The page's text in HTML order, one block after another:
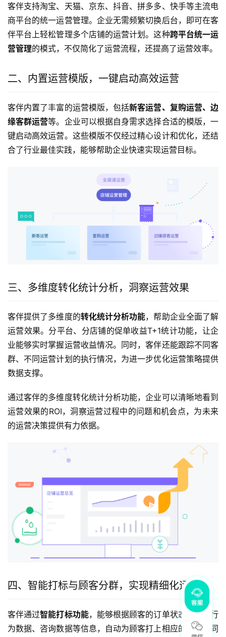
客伴支持淘宝、天猫、京东、抖音、拼多多、快手等主流电
商平台的统一运营管理。企业无需频繁切换后台，即可在客
伴平台上轻松管理多个店铺的运营计划。这种跨平台统一运
营管理的模式，不仅简化了运营流程，还提高了运营效率。
二、内置运营模版，一键启动高效运营
客伴内置了丰富的运营模版，包括新客运营、复购运营、边
缘客群运营等。企业可以根据自身需求选择合适的模版，一
键启动高效运营。这些模版不仅经过精心设计和优化，还结
合了行业最佳实践，能够帮助企业快速实现运营目标。
三、多维度转化统计分析，洞察运营效果
客伴提供了多维度的转化统计分析功能，帮助企业全面了解
运营效果。分平台、分店铺的促单收益T+1统计功能，让企
业能够实时掌握运营收益情况。同时，客伴还能跟踪不同客
群、不同运营计划的执行情况，为进一步优化运营策略提供
数据支撑。
通过客伴的多维度转化统计分析功能，企业可以清晰地看到
运营效果的ROI，洞察运营过程中的问题和机会点，为未来
的运营决策提供有力依据。
四、智能打标与顾客分群，实现精细化运营
客伴通过智能打标功能，能够根据顾客的订单状态、购买行
为数据、咨询数据等信息，自动为顾客打上相应的标签。同